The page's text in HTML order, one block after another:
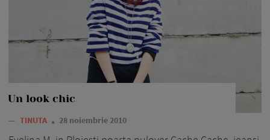
Un look chic
— TINUTA 28 noiembrie 2010